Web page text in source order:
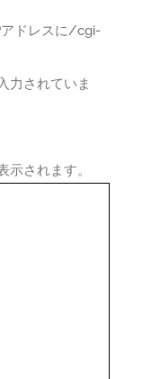
アドレスに/cgi-
力されていま
されます。